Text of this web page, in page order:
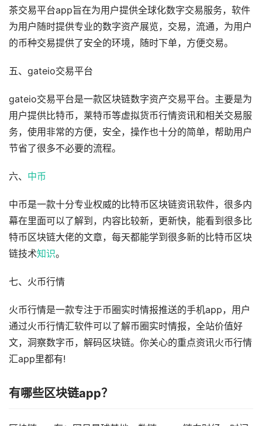
茶交易平台app旨在为用户提供全球化数字交易服务，软件
为用户随时提供专业的数字资产展览，交易，流通，为用户
的币种交易提供了安全的环境，随时下单，方便交易。
五、gateio交易平台
gateio交易平台是一款区块链数字资产交易平台。主要是为
用户提供比特币，莱特币等虚拟货币行情资讯和相关交易服
务，使用非常的方便，安全，操作也十分的简单，帮助用户
节省了很多不必要的流程。
六、 中币
中币是一款十分专业权威的比特币区块链资讯软件，很多内
幕在里面可以了解到，内容比较新，更新快，能看到很多比
特币区块链大佬的文章，每天都能学到很多新的比特币区块
链技术知识。
七、火币行情
火币行情是一款专注于币圈实时情报推送的手机app，用户
通过火币行情汇软件可以了解币圈实时情报，全站价值好
文，洞察数字币，解码区块链。你关心的重点资讯火币行情
汇app里都有!
有哪些区块链app？